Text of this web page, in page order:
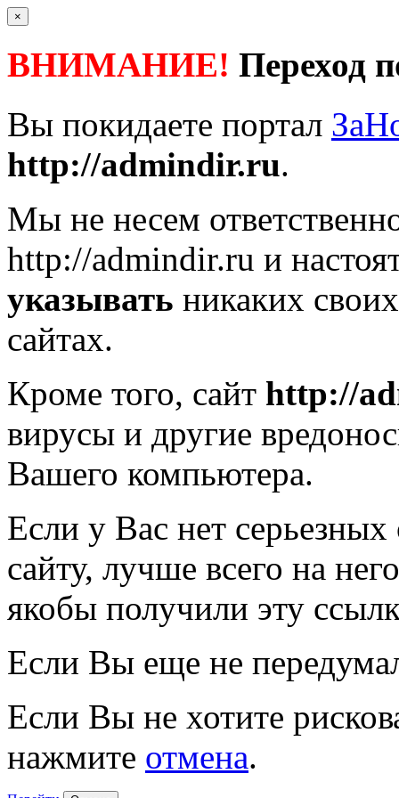
×
ВНИМАНИЕ! Переход
Вы покидаете портал
http://admindir.ru.
Мы не несем
http://admindir.ru и
указывать никаких
сайтах.
Кроме того, сайт http://
вирусы и другие
Вашего компьютера.
Если у Вас нет
сайту, лучше всего на
якобы получили эту
Если Вы еще не
Если Вы не хотите
нажмите отмена.